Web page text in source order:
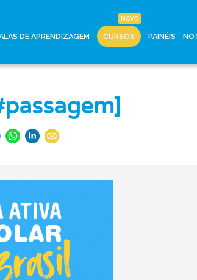
DE APRENDIZAGEM CURSOS PAINÉIS